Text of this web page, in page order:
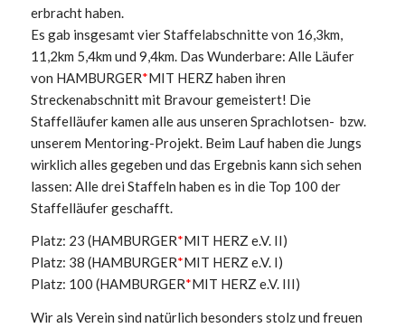
erbracht haben.
Es gab insgesamt vier Staffelabschnitte von 16,3km,
11,2km 5,4km und 9,4km. Das Wunderbare: Alle Läufer
von HAMBURGER*MIT HERZ haben ihren
Streckenabschnitt mit Bravour gemeistert! Die
Staffelläufer kamen alle aus unseren Sprachlotsen- bzw.
unserem Mentoring-Projekt. Beim Lauf haben die Jungs
wirklich alles gegeben und das Ergebnis kann sich sehen
lassen: Alle drei Staffeln haben es in die Top 100 der
Staffelläufer geschafft.
Platz: 23 (HAMBURGER*MIT HERZ e.V. II)
Platz: 38 (HAMBURGER*MIT HERZ e.V. I)
Platz: 100 (HAMBURGER*MIT HERZ e.V. III)
Wir als Verein sind natürlich besonders stolz und freuen